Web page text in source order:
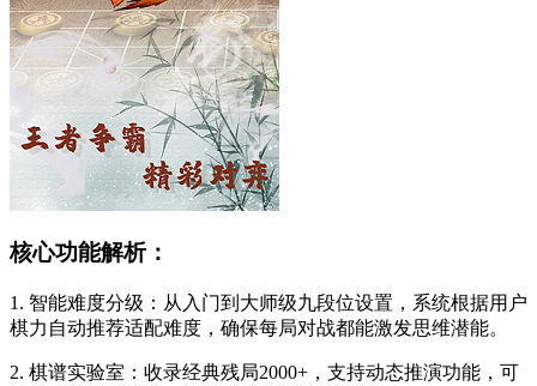
核心功能解析：
1. 智能难度分级：从入门到大师级九段位设置，系统根据用户
棋力自动推荐适配难度，确保每局对战都能激发思维潜能。
2. 棋谱实验室：收录经典残局2000+，支持动态推演功能，可